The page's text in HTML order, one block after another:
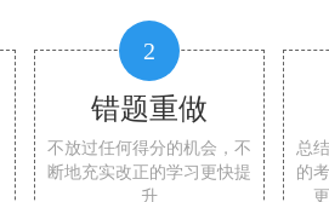
2
错题重做
不放过任何得分的机会，不
断地充实改正的学习更快提
升
总
的